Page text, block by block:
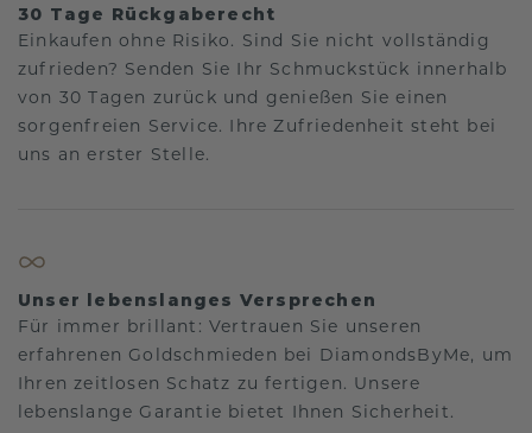
30 Tage Rückgaberecht
Einkaufen ohne Risiko. Sind Sie nicht vollständig
zufrieden? Senden Sie Ihr Schmuckstück innerhalb
von 30 Tagen zurück und genießen Sie einen
sorgenfreien Service. Ihre Zufriedenheit steht bei
uns an erster Stelle.
Unser lebenslanges Versprechen
Für immer brillant: Vertrauen Sie unseren
erfahrenen Goldschmieden bei DiamondsByMe, um
Ihren zeitlosen Schatz zu fertigen. Unsere
lebenslange Garantie bietet Ihnen Sicherheit.